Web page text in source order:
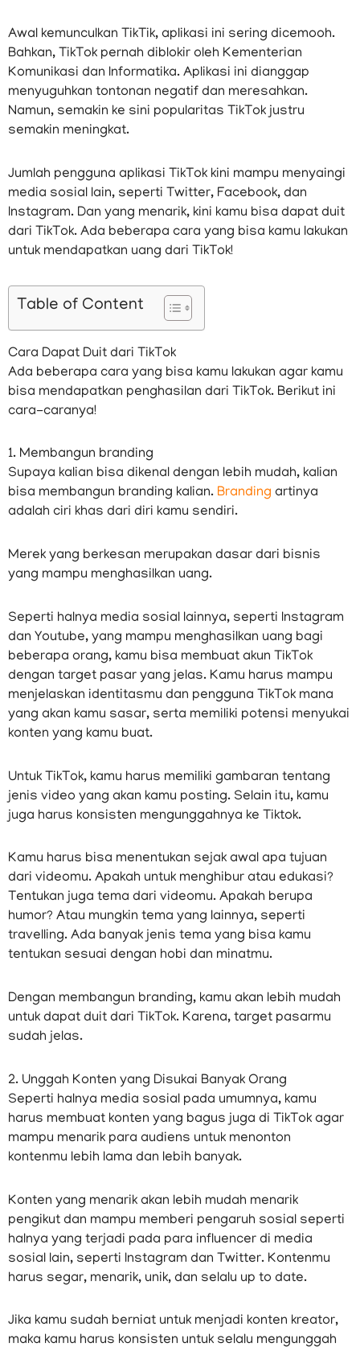
Awal kemunculkan TikTik, aplikasi ini sering dicemooh.
Bahkan, TikTok pernah diblokir oleh Kementerian
Komunikasi dan Informatika. Aplikasi ini dianggap
menyuguhkan tontonan negatif dan meresahkan.
Namun, semakin ke sini popularitas TikTok justru
semakin meningkat.
Jumlah pengguna aplikasi TikTok kini mampu menyaingi
media sosial lain, seperti Twitter, Facebook, dan
Instagram. Dan yang menarik, kini kamu bisa dapat duit
dari TikTok. Ada beberapa cara yang bisa kamu lakukan
untuk mendapatkan uang dari TikTok!
Table of Content
Cara Dapat Duit dari TikTok
Ada beberapa cara yang bisa kamu lakukan agar kamu
bisa mendapatkan penghasilan dari TikTok. Berikut ini
cara-caranya!
1. Membangun branding
Supaya kalian bisa dikenal dengan lebih mudah, kalian
bisa membangun branding kalian. Branding artinya
adalah ciri khas dari diri kamu sendiri.
Merek yang berkesan merupakan dasar dari bisnis
yang mampu menghasilkan uang.
Seperti halnya media sosial lainnya, seperti Instagram
dan Youtube, yang mampu menghasilkan uang bagi
beberapa orang, kamu bisa membuat akun TikTok
dengan target pasar yang jelas. Kamu harus mampu
menjelaskan identitasmu dan pengguna TikTok mana
yang akan kamu sasar, serta memiliki potensi menyukai
konten yang kamu buat.
Untuk TikTok, kamu harus memiliki gambaran tentang
jenis video yang akan kamu posting. Selain itu, kamu
juga harus konsisten mengunggahnya ke Tiktok.
Kamu harus bisa menentukan sejak awal apa tujuan
dari videomu. Apakah untuk menghibur atau edukasi?
Tentukan juga tema dari videomu. Apakah berupa
humor? Atau mungkin tema yang lainnya, seperti
travelling. Ada banyak jenis tema yang bisa kamu
tentukan sesuai dengan hobi dan minatmu.
Dengan membangun branding, kamu akan lebih mudah
untuk dapat duit dari TikTok. Karena, target pasarmu
sudah jelas.
2. Unggah Konten yang Disukai Banyak Orang
Seperti halnya media sosial pada umumnya, kamu
harus membuat konten yang bagus juga di TikTok agar
mampu menarik para audiens untuk menonton
kontenmu lebih lama dan lebih banyak.
Konten yang menarik akan lebih mudah menarik
pengikut dan mampu memberi pengaruh sosial seperti
halnya yang terjadi pada para influencer di media
sosial lain, seperti Instagram dan Twitter. Kontenmu
harus segar, menarik, unik, dan selalu up to date.
Jika kamu sudah berniat untuk menjadi konten kreator,
maka kamu harus konsisten untuk selalu mengunggah